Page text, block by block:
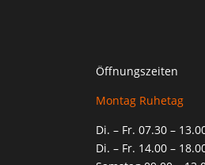
Öffnungszeiten
Montag Ruhetag
Di. – Fr. 07.30 –
Di. – Fr. 14.00 –